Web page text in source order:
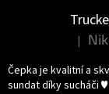
|
Čepka je kvalitní a
sundat díky sucháči ♥️